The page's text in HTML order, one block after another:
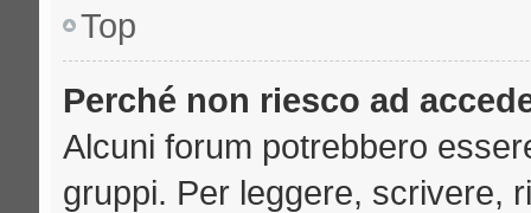
Top
Perché non riesco ad
Alcuni forum potrebbero
gruppi. Per leggere, scrivere,